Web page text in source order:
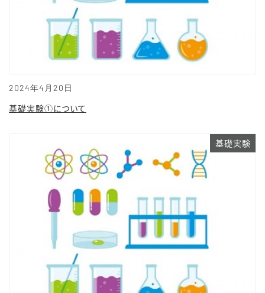
2024年4月20日
基礎実験①について
基礎実験